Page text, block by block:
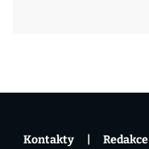
Kontakty Redakce